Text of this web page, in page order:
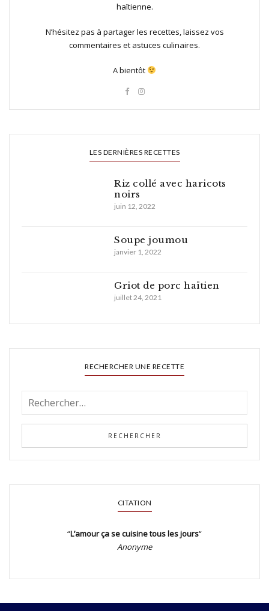
haïtienne.
N’hésitez pas à partager les recettes, laissez vos
commentaires et astuces culinaires.
A bientôt
LES DERNIÈRES RECETTES
Riz collé avec haricots
noirs
juin 12, 2022
Soupe joumou
janvier 1, 2022
Griot de porc haïtien
juillet 24, 2021
RECHERCHER UNE RECETTE
CITATION
“L’amour ça se cuisine tous les jours“
Anonyme